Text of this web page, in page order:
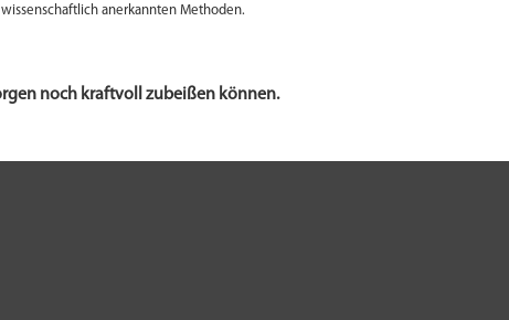
anerkannten Methoden.
noch kraftvoll zubeißen können.